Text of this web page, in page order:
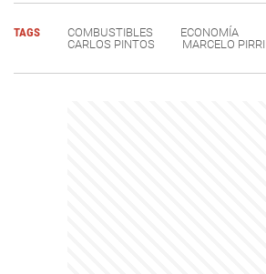
TAGS COMBUSTIBLES ECONOMÍA
CARLOS PINTOS
MARCELO PIRRI